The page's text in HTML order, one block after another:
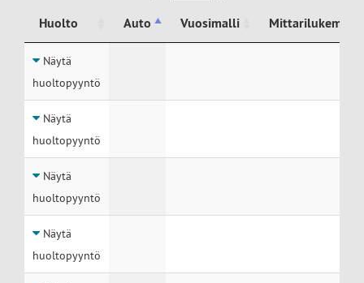
Huolto
Auto Vuosimalli
Mittarilukema
Huolto
Näytä
huoltopyyntö
Näytä
huoltopyyntö
Näytä
huoltopyyntö
Näytä
huoltopyyntö